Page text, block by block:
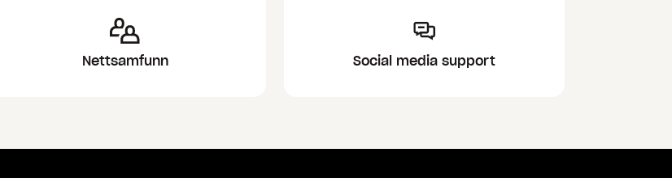
Nettsamfunn Social media support